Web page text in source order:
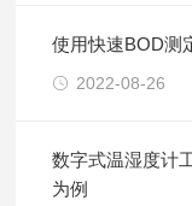
使用快速BOD测
2022-08-26
数字式温湿度计
为例